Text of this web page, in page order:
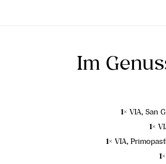
Im
1× VIA, San
1×
1× VIA,
1×